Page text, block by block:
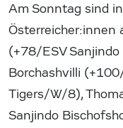
Am Sonntag sind
Österreicher:innen
(+78/ESV
Borchashvilli
Tigers/W/8),
Sanjindo